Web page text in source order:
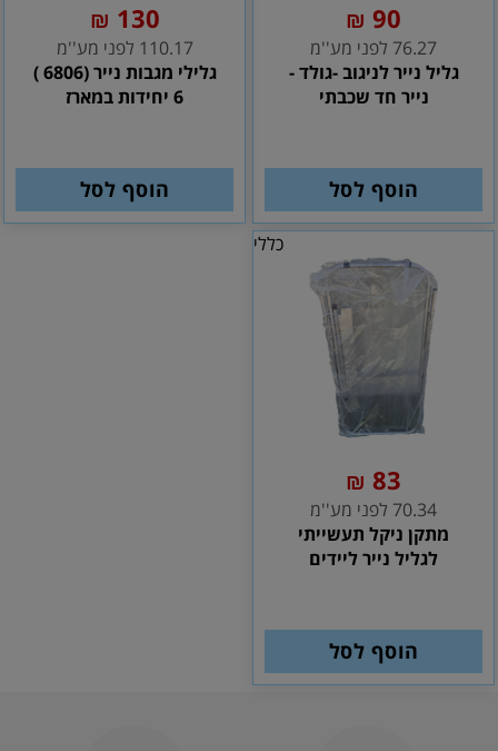
90
₪
76.27 לפני מע''מ
גליל נייר לניגוב -גולד -
נייר חד שכבתי
הוסף לסל
130
₪
110.17 לפני מע''מ
גלילי מגבות נייר (6806 )
6 יחידות במארז
הוסף לסל
כללי
83
₪
70.34 לפני מע''מ
מתקן ניקל תעשייתי
לגליל נייר ליידים
הוסף לסל